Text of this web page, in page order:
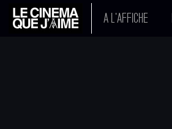
A L'AFFICHE